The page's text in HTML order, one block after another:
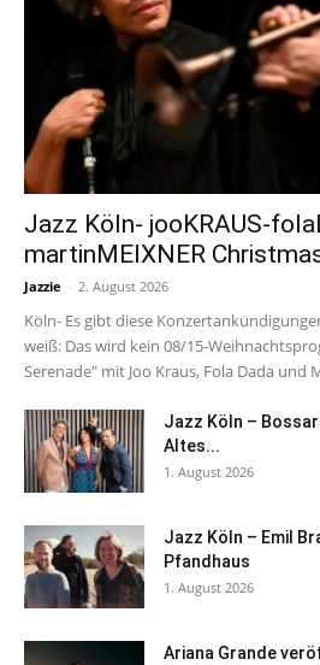
Jazz Köln- jooKRAUS-
martinMEIXNER
Jazzie - 2. August 2026
Köln- Es gibt diese
weiß: Das wird kein 08/15-
Serenade" mit Joo Kraus, Fola Dada und
Jazz Köln –
Altes...
1. August 2026
Jazz Köln – Emil
Pfandhaus
1. August 2026
Ariana Grande